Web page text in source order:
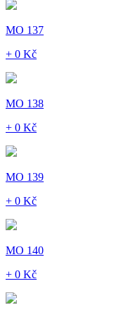
MO 137
+ 0 Kč
MO 138
+ 0 Kč
MO 139
+ 0 Kč
MO 140
+ 0 Kč